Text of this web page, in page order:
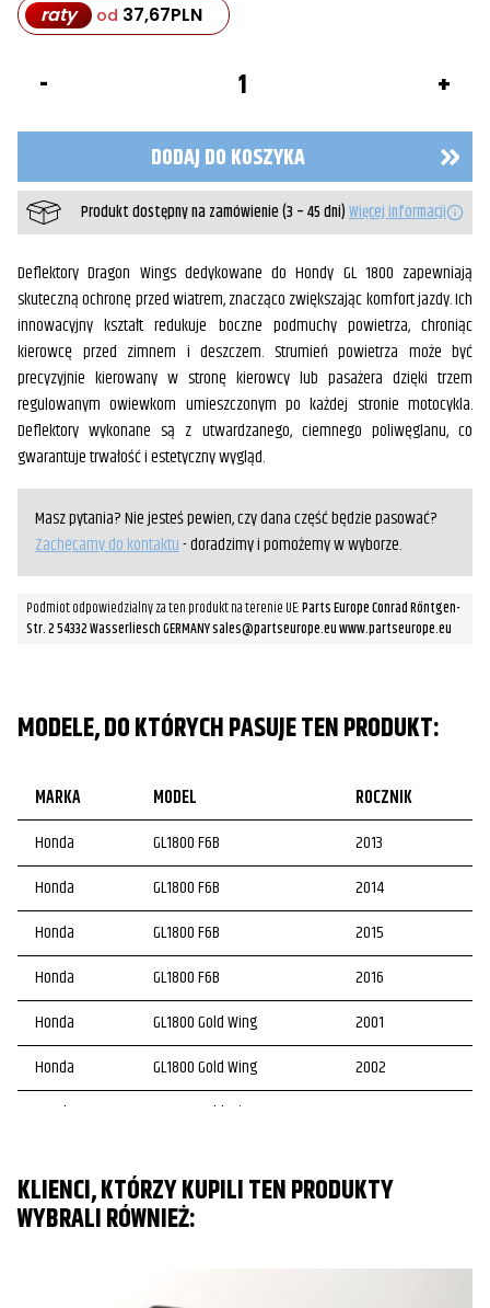
raty od 37,67PLN
GL1800
Kuryakyn
8939
DODAJ DO KOSZYKA
Produkt dostępny na zamówienie (3 – 45 dni)Więcej informacji
Deflektory Dragon Wings dedykowane do Hondy GL 1800 zapewniają
skuteczną ochronę przed wiatrem, znacząco zwiększając komfort jazdy. Ich
innowacyjny kształt redukuje boczne podmuchy powietrza, chroniąc
kierowcę przed zimnem i deszczem. Strumień powietrza może być
precyzyjnie kierowany w stronę kierowcy lub pasażera dzięki trzem
regulowanym owiewkom umieszczonym po każdej stronie motocykla.
Deflektory wykonane są z utwardzanego, ciemnego poliwęglanu, co
gwarantuje trwałość i estetyczny wygląd.
Masz pytania? Nie jesteś pewien, czy dana część będzie pasować?
Zachęcamy do kontaktu- doradzimy i pomożemy w wyborze.
Podmiot odpowiedzialny za ten produkt na terenie UE:Parts Europe Conrad Röntgen-
Str. 2 54332 Wasserliesch GERMANY sales@partseurope.eu www.partseurope.eu
MODELE, DO KTÓRYCH PASUJE TEN PRODUKT:
MARKA MODEL
ROCZNIK
Honda
GL1800 F6B
2013
Honda
GL1800 F6B
2014
Honda
GL1800 F6B
2015
Honda
GL1800 F6B
2016
Honda
GL1800 Gold Wing
2001
Honda
GL1800 Gold Wing
2002
Honda
GL1800 Gold Wing
Honda
GL1800 Gold Wing
2005
KLIENCI, KTÓRZY KUPILI TEN PRODUKTY
WYBRALI RÓWNIEŻ: